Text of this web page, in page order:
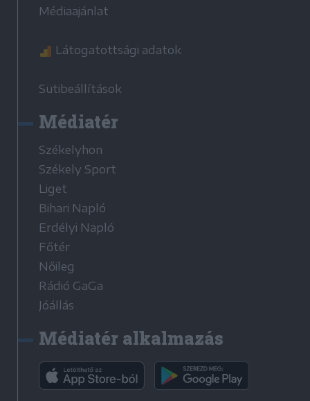
Médiaajánlat
Látogatottsági adatok
Sütibeállítások
Médiatér
Székelyhon
Székely Sport
Liget
Bihari Napló
Erdélyi Napló
Főtér
Nőileg
Rádió GaGa
Jóállás
Médiatér alkalmazás